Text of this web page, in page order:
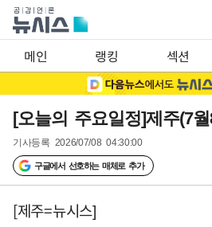
메인 랭킹 섹션
[오늘의 주요일정]제주(7
기사등록 2026/07/08 04:30:00
구글에서 선호하는 매체로 추가
[제주=뉴시스]